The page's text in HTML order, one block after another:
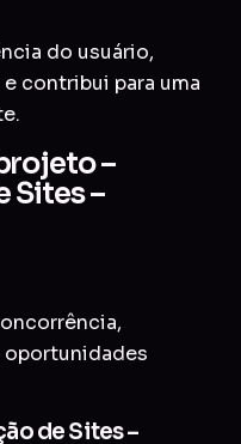
do usuário,
contribui para uma
–
Sites –
oportunidades
de Sites –